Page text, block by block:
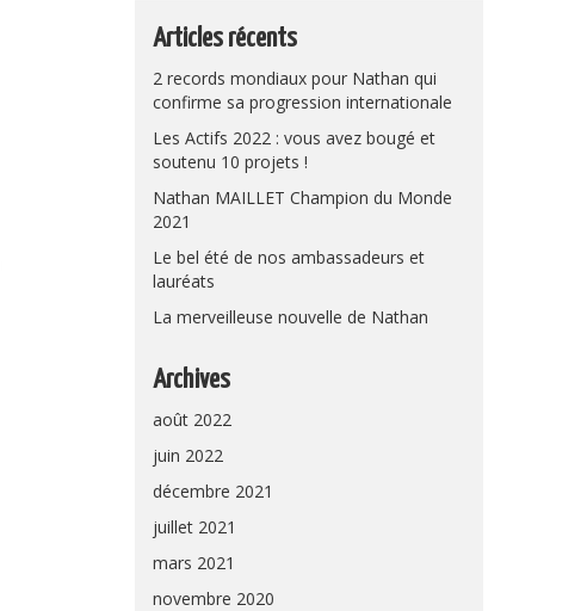
Articles récents
2 records mondiaux pour Nathan qui
confirme sa progression internationale
Les Actifs 2022 : vous avez bougé et
soutenu 10 projets !
Nathan MAILLET Champion du Monde
2021
Le bel été de nos ambassadeurs et
lauréats
La merveilleuse nouvelle de Nathan
Archives
août 2022
juin 2022
décembre 2021
juillet 2021
mars 2021
novembre 2020